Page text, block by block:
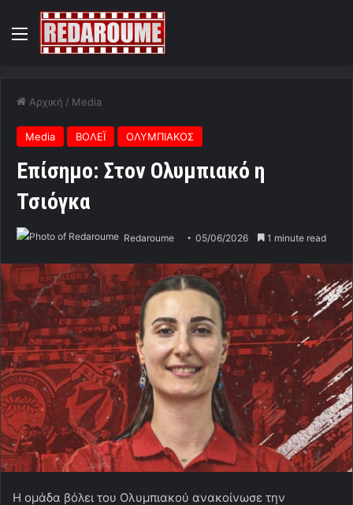
Menu
Αρχική / Media
Media ΒΟΛΕΪ ΟΛΥΜΠΙΑΚΟΣ
Επίσημο: Στον Ολυμπιακό η
Τσιόγκα
Redaroume 05/06/2026 1 minute read
Η ομάδα βόλει του Ολυμπιακού ανακοίνωσε την